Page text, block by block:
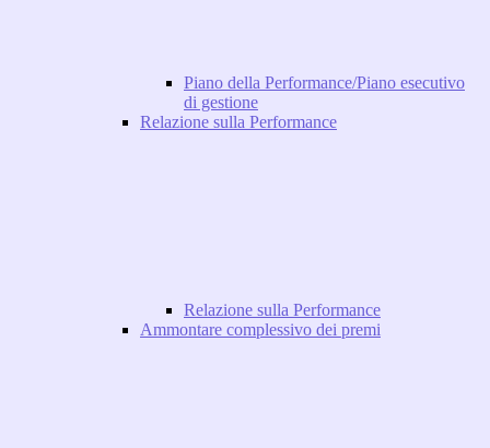
Piano della Performance/Piano esecutivo
di gestione
Relazione sulla Performance
Relazione sulla Performance
Ammontare complessivo dei premi